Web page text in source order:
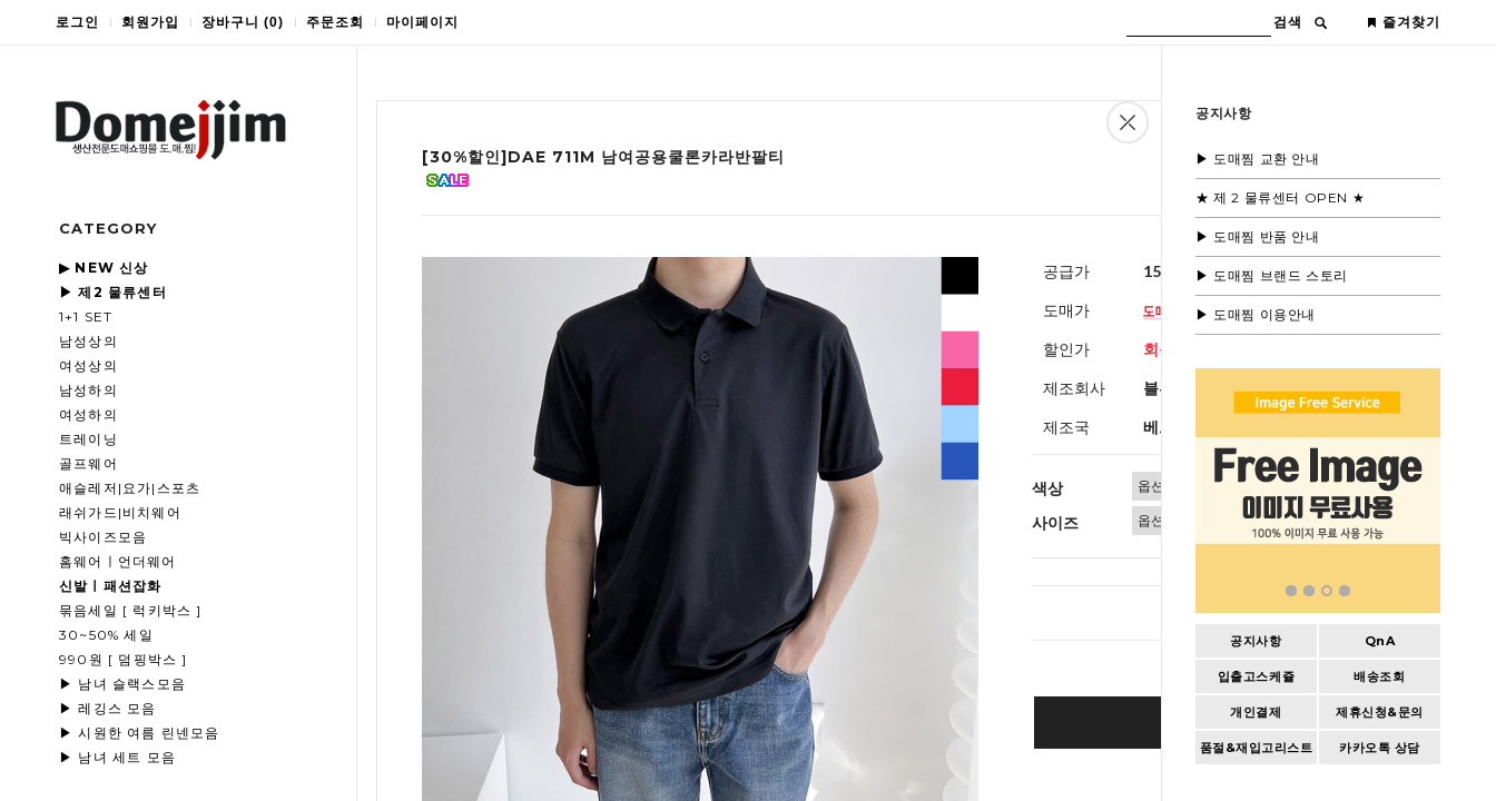
로그인 회원가입 장바구니 (0) 주문조회 마이페이지 검색 즐겨찾기
CATEGORY
▶ NEW 신상
▶ 제2 물류센터
1+1 SET
남성상의
여성상의
남성하의
여성하의
트레이닝
골프웨어
애슬레저|요가|스포츠
래쉬가드|비치웨어
빅사이즈모음
홈웨어ㅣ언더웨어
신발ㅣ패션잡화
묶음세일 [ 럭키박스 ]
30~50% 세일
990원 [ 덤핑박스 ]
▶ 남녀 슬랙스모음
▶ 레깅스 모음
▶ 시원한 여름 린넨모음
▶ 남녀 세트 모음
공지사항
▶ 도매찜 교환 안내
★ 제 2 물류센터 OPEN ★
▶ 도매찜 반품 안내
▶ 도매찜 브랜드 스토리
▶ 도매찜 이용안내
공지사항 QnA
입출고스케쥴 배송조회
개인결제 제휴신청&문의
품절&재입고리스트 카카오톡 상담
[30%할인]DAE 711M 남여공용쿨론카라반팔티
공급가 15,000원(부가세별도)
도매가
할인가 회원공개
제조회사 블루모드제휴사
제조국 베트남
색상
사이즈
총 상품
BUY IT NOW